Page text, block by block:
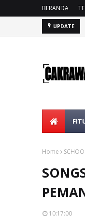
BERANDA
UPDATE
Home
10:17:00